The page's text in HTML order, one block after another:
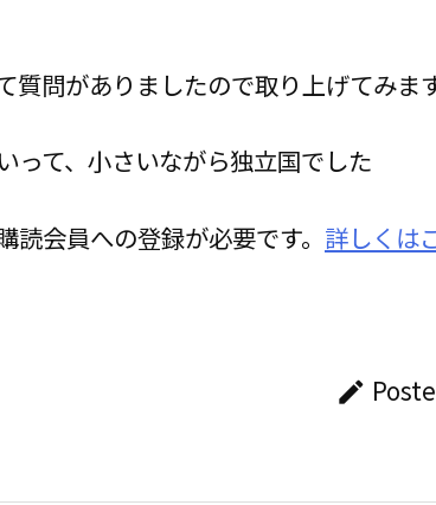
質問がありましたので取り上げてみま
って、小さいながら独立国でした
会員への登録が必要です。 詳しくは
